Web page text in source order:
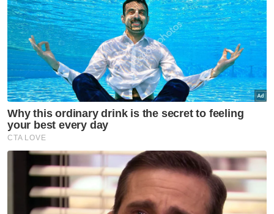
Rashidi turut menjelaskan hubungannya
dengan ADUN Bertam Datuk Seri Reezal
Merican Naina Merican dalam keadaan baik
walaupun timbul pelbagai spekulasi tidak
berasas sama sekali kerana mereka
bersahabat baik sejak dari bangku sekolah
lagi.